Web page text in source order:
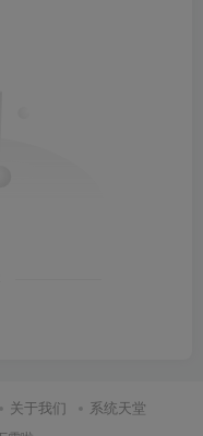
关于我们 系统天堂